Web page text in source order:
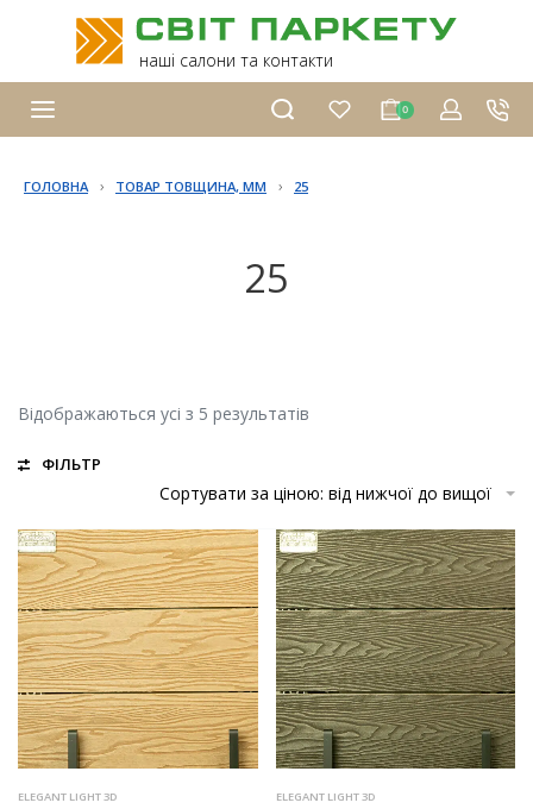
наші салони та контакти
0
ГОЛОВНА › ТОВАР ТОВЩИНА, ММ › 25
25
Відображаються усі з 5 результатів
ФІЛЬТР
Сортувати за ціною: від нижчої до вищої
ELEGANT LIGHT 3D ELEGANT LIGHT 3D